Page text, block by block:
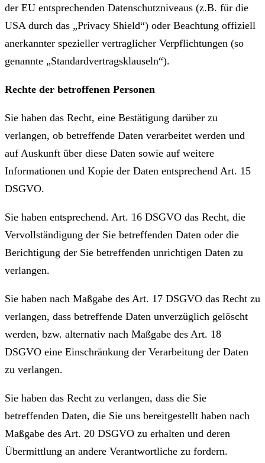
der EU entsprechenden Datenschutzniveaus (z.B. für die
USA durch das „Privacy Shield“) oder Beachtung offiziell
anerkannter spezieller vertraglicher Verpflichtungen (so
genannte „Standardvertragsklauseln“).
Rechte der betroffenen Personen
Sie haben das Recht, eine Bestätigung darüber zu
verlangen, ob betreffende Daten verarbeitet werden und
auf Auskunft über diese Daten sowie auf weitere
Informationen und Kopie der Daten entsprechend Art. 15
DSGVO.
Sie haben entsprechend. Art. 16 DSGVO das Recht, die
Vervollständigung der Sie betreffenden Daten oder die
Berichtigung der Sie betreffenden unrichtigen Daten zu
verlangen.
Sie haben nach Maßgabe des Art. 17 DSGVO das Recht zu
verlangen, dass betreffende Daten unverzüglich gelöscht
werden, bzw. alternativ nach Maßgabe des Art. 18
DSGVO eine Einschränkung der Verarbeitung der Daten
zu verlangen.
Sie haben das Recht zu verlangen, dass die Sie
betreffenden Daten, die Sie uns bereitgestellt haben nach
Maßgabe des Art. 20 DSGVO zu erhalten und deren
Übermittlung an andere Verantwortliche zu fordern.